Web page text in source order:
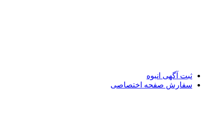
ثبت آگهی انبوه
سفارش صفحه اختصاصی